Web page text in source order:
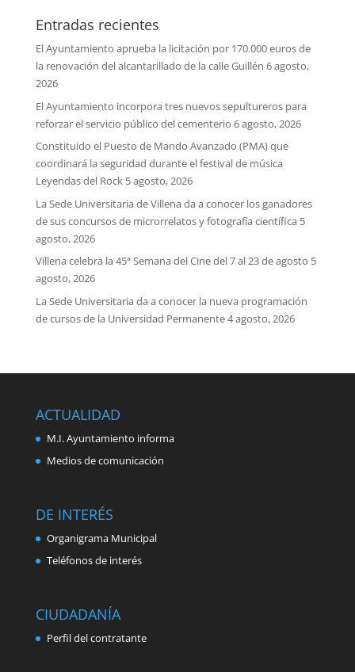
Entradas recientes
El Ayuntamiento aprueba la licitación por 170.000 euros de
la renovación del alcantarillado de la calle Guillén 6 agosto,
2026
El Ayuntamiento incorpora tres nuevos sepultureros para
reforzar el servicio público del cementerio 6 agosto, 2026
Constituido el Puesto de Mando Avanzado (PMA) que
coordinará la seguridad durante el festival de música
Leyendas del Rock 5 agosto, 2026
La Sede Universitaria de Villena da a conocer los ganadores
de sus concursos de microrrelatos y fotografía científica 5
agosto, 2026
Villena celebra la 45ª Semana del Cine del 7 al 23 de agosto 5
agosto, 2026
La Sede Universitaria da a conocer la nueva programación
de cursos de la Universidad Permanente4 agosto, 2026
ACTUALIDAD
M.I. Ayuntamiento informa
Medios de comunicación
DE INTERÉS
Organigrama Municipal
Teléfonos de interés
CIUDADANÍA
Perfil del contratante